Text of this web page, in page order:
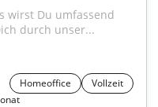
wirst Du umfassend
durch unser...
Homeoffice
Vollzeit